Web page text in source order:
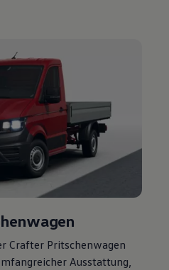
Crafter Pritschenwagen
Ausstattung,